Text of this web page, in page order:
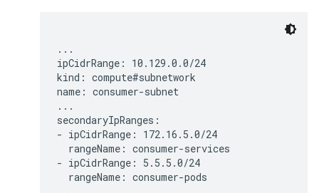
...
ipCidrRange: 10.129.0.0/24
kind: compute#subnetwork
name: consumer-subnet
...
secondaryIpRanges:
- ipCidrRange: 172.16.5.0/24
  rangeName: consumer-services
- ipCidrRange: 5.5.5.0/24
  rangeName: consumer-pods